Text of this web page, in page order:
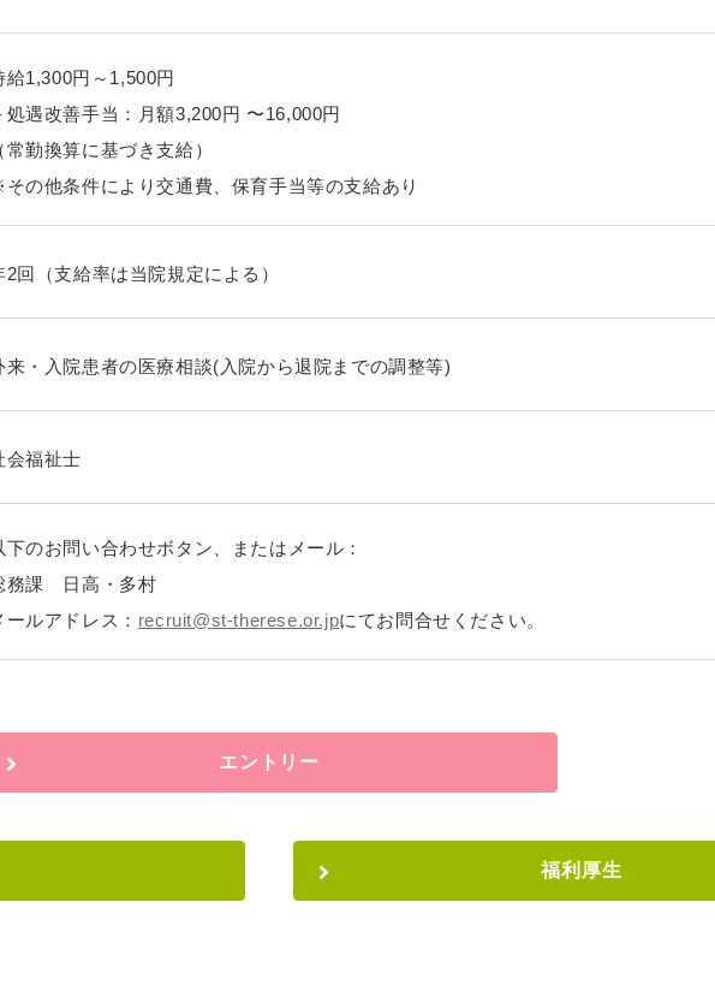
給1,300円～1,500円
処遇改善手当：月額3,200円 〜16,000円
常勤換算に基づき支給）
の他条件により交通費、保育手当等の支給あり
2回（支給率は当院規定による）
来・入院患者の医療相談(入院から退院までの調整等)
会福祉士
下のお問い合わせボタン、またはメール：
務課 日高・多村
ールアドレス： recruit@st-therese.or.jpにてお問合せください。
エントリー
福利厚生